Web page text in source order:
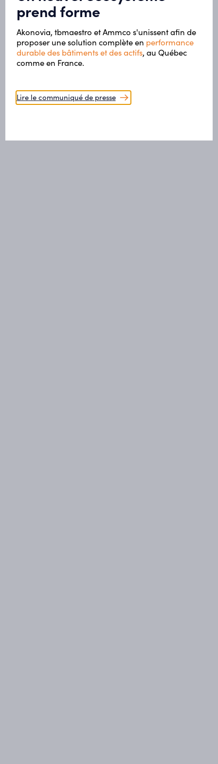
prend forme
Akonovia, tbmaestro et Ammco s'unissent afin de
proposer une solution complète en performance
durable des bâtiments et des actifs, au Québec
comme en France.
Lire le communiqué de presse